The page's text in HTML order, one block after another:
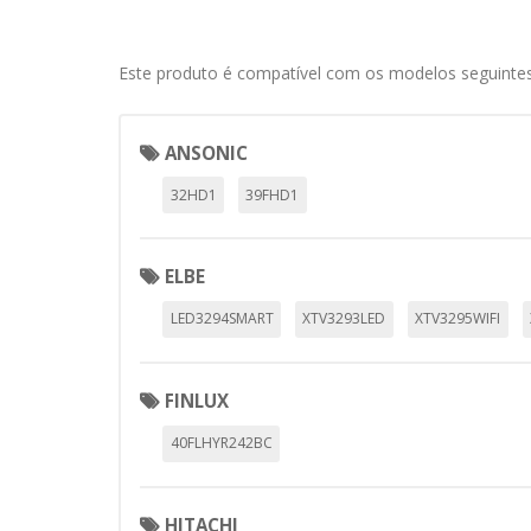
Este produto é compatível com os modelos
ANSONIC
32HD1 39FHD1
ELBE
LED3294SMART XTV3293LED XTV3295WIFI
FINLUX
40FLHYR242BC
HITACHI